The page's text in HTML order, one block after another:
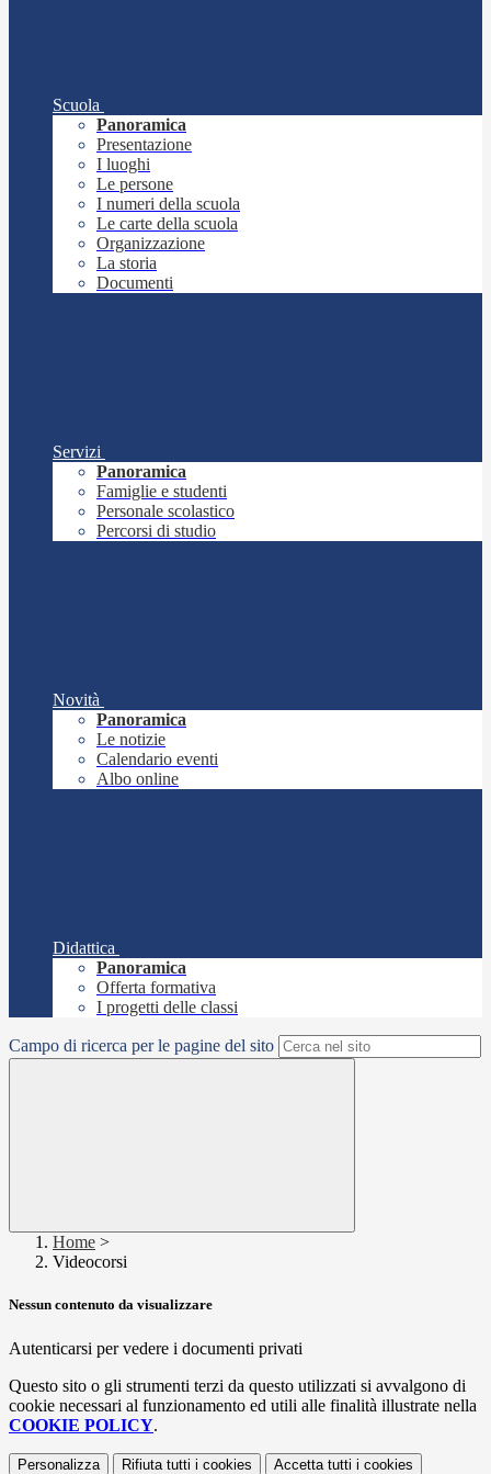
Scuola
Panoramica
Presentazione
I luoghi
Le persone
I numeri della scuola
Le carte della scuola
Organizzazione
La storia
Documenti
Servizi
Panoramica
Famiglie e studenti
Personale scolastico
Percorsi di studio
Novità
Panoramica
Le notizie
Calendario eventi
Albo online
Didattica
Panoramica
Offerta formativa
I progetti delle classi
Campo di ricerca per le pagine del sito
Home >
Videocorsi
Nessun contenuto da visualizzare
Autenticarsi per vedere i documenti privati
Questo sito o gli strumenti terzi da questo utilizzati si avvalgono di
cookie necessari al funzionamento ed utili alle finalità illustrate nella
COOKIE POLICY.
Personalizza Rifiuta tutti i cookies Accetta tutti i cookies